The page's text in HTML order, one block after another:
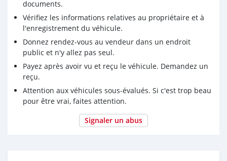
documents.
Vérifiez les informations relatives au propriétaire et à
l'enregistrement du véhicule.
Donnez rendez-vous au vendeur dans un endroit
public et n'y allez pas seul.
Payez après avoir vu et reçu le véhicule. Demandez un
reçu.
Attention aux véhicules sous-évalués. Si c'est trop beau
pour être vrai, faites attention.
Signaler un abus